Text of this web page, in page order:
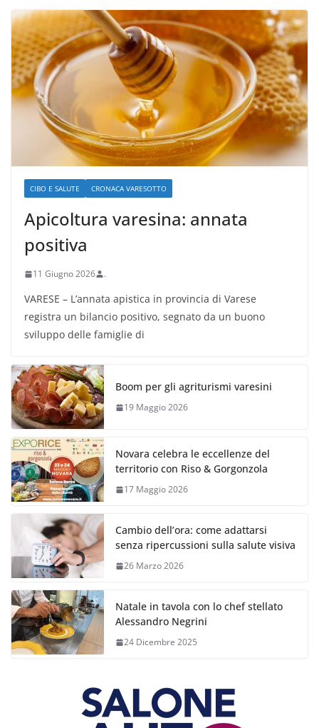
CIBO E SALUTE CRONACA VARESOTTO
Apicoltura varesina: annata
positiva
11 Giugno 2026 .
VARESE – L’annata apistica in provincia di Varese
registra un bilancio positivo, segnato da un buono
sviluppo delle famiglie di
Boom per gli agriturismi varesini
19 Maggio 2026
Novara celebra le eccellenze del
territorio con Riso & Gorgonzola
17 Maggio 2026
Cambio dell’ora: come adattarsi
senza ripercussioni sulla salute visiva
26 Marzo 2026
Natale in tavola con lo chef stellato
Alessandro Negrini
24 Dicembre 2025